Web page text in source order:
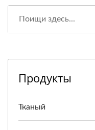
Продукты
Тканый